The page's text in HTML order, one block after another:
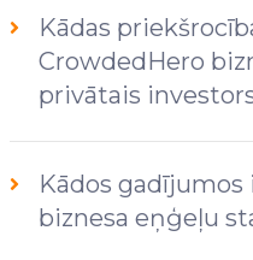
Kādas
CrowdedHero
privātais
Kādos
biznesa eņģeļu